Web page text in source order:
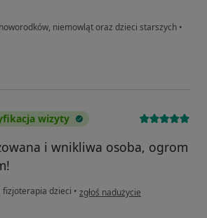
niemowląt oraz dzieci starszych •
wizyty
i wnikliwa osoba, ogrom
fizjoterapia dzieci • w opinii użytkownika Joanna
zgłoś nadużycie